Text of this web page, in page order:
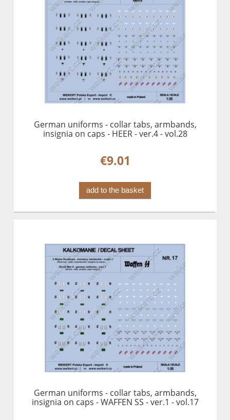
German uniforms - collar tabs, armbands,
insignia on caps - HEER - ver.4 - vol.28
€9.01
add to the basket
German uniforms - collar tabs, armbands,
insignia on caps - WAFFEN SS - ver.1 - vol.17